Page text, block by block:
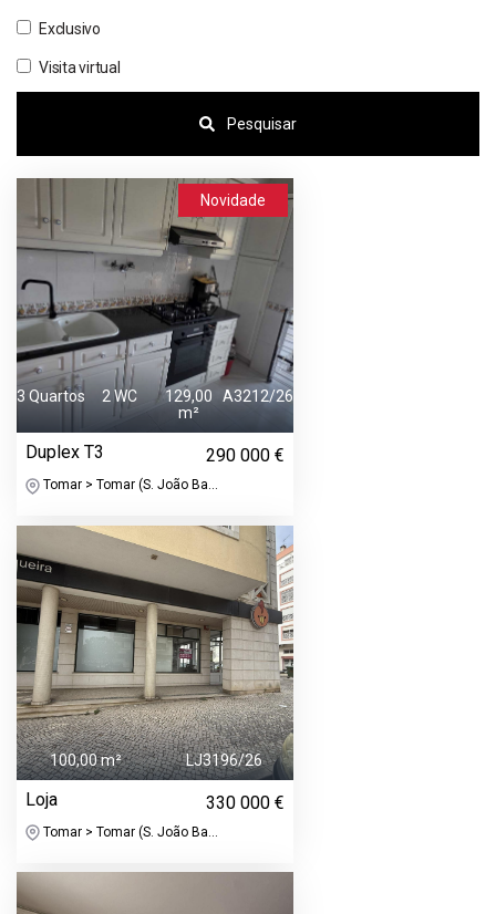
Exclusivo
Visita virtual
Pesquisar
Novidade
3 Quartos 2 WC
129,00
m²
A3212/26
Duplex T3 290 000 €
Tomar > Tomar (S. João Ba...
100,00 m² LJ3196/26
Loja 330 000 €
Tomar > Tomar (S. João Ba...